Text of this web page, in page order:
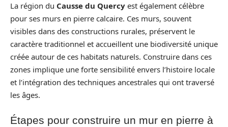
La région du Causse du Quercy est également célèbre
pour ses murs en pierre calcaire. Ces murs, souvent
visibles dans des constructions rurales, préservent le
caractère traditionnel et accueillent une biodiversité unique
créée autour de ces habitats naturels. Construire dans ces
zones implique une forte sensibilité envers l’histoire locale
et l’intégration des techniques ancestrales qui ont traversé
les âges.
Étapes pour construire un mur en pierre à